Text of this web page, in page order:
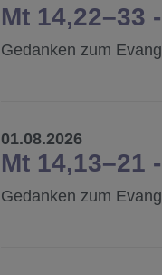
Mt 14,22–33
Gedanken zum
01.08.2026
Mt 14,13–21
Gedanken zum